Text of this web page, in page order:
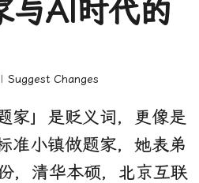
与AI时代的
Suggest Changes
家」是贬义词，更像是
准小镇做题家，她表弟
，清华本硕，北京互联